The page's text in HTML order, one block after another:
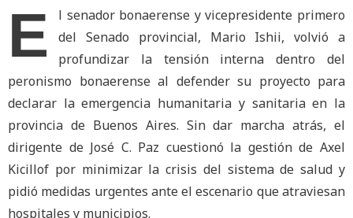
E
l senador bonaerense y vicepresidente primero
del Senado provincial, Mario Ishii, volvió a
profundizar la tensión interna dentro del
peronismo bonaerense al defender su proyecto para
declarar la emergencia humanitaria y sanitaria en la
provincia de Buenos Aires. Sin dar marcha atrás, el
dirigente de José C. Paz cuestionó la gestión de Axel
Kicillof por minimizar la crisis del sistema de salud y
pidió medidas urgentes ante el escenario que atraviesan
hospitales y municipios.